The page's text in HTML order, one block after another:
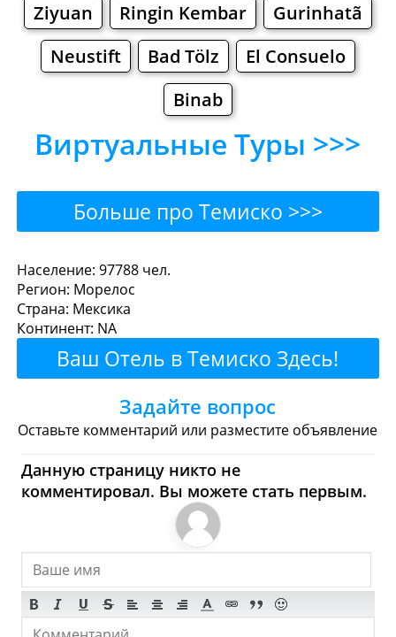
Ziyuan
Ringin Kembar
Gurinhatã
Neustift
Bad Tölz
El Consuelo
Binab
Виртуальные Туры >>>
Больше про Темиско >>>
Темиско - Где поесть или
перекусить?
Рестораны Кафе Бары
Пиво
Булочные
Супермаркеты
Торговые Центры
Темиско - Где купить?
Магазины, Шоппинг
Продукты
Булочные
Супермаркеты
Торговые Центры
Население: 97788 чел.
Регион: Морелос
Страна: Мексика
Континент: NA
Ваш Отель в Темиско Здесь!
Задайте вопрос
Оставьте комментарий или разместите объявление
Данную страницу никто не
комментировал. Вы можете стать первым.